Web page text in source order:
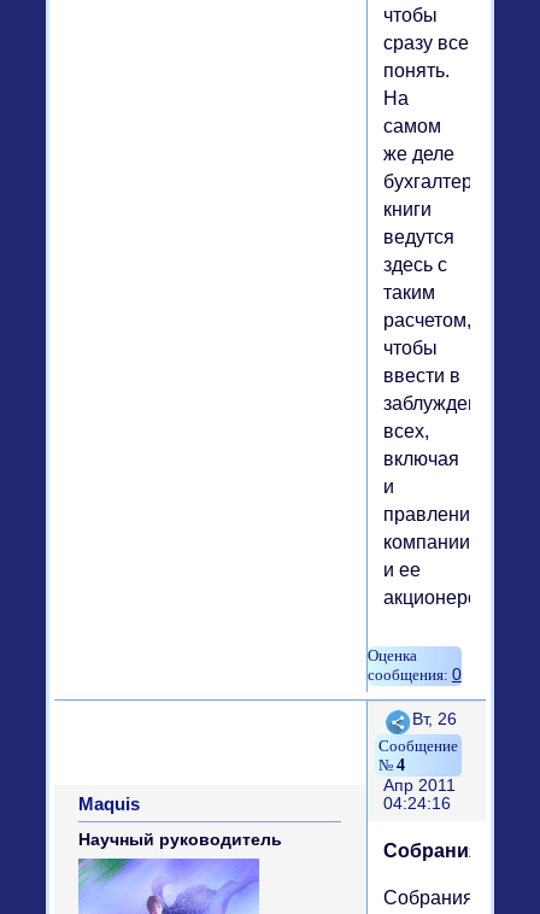
чтобы
сразу все
понять.
На
самом
же деле
бухгалтерские
книги
ведутся
здесь с
таким
расчетом,
чтобы
ввести в
заблуждение
всех,
включая
и
правление
компании,
и ее
акционеров.
0
Поделиться
4
Вт, 26
Апр 2011
04:24:16
Maquis
Научный руководитель
Собрания
Собрания